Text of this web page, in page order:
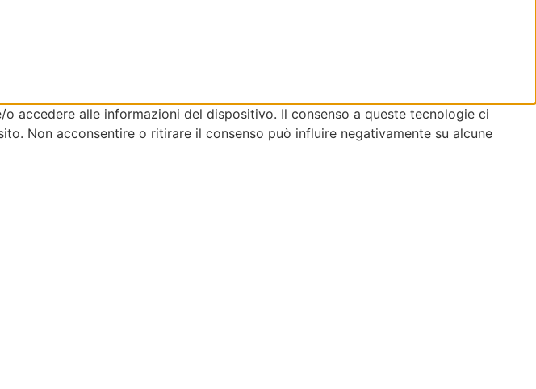
accedere alle informazioni del dispositivo. Il consenso a queste tecnologie ci
Non acconsentire o ritirare il consenso può influire negativamente su alcune